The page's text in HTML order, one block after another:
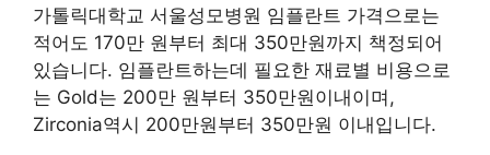
가톨릭대학교 서울성모병원 임플란트 가격으로는
적어도 170만 원부터 최대 350만원까지 책정되어
있습니다. 임플란트하는데 필요한 재료별 비용으로
는 Gold는 200만 원부터 350만원이내이며,
Zirconia역시 200만원부터 350만원 이내입니다.